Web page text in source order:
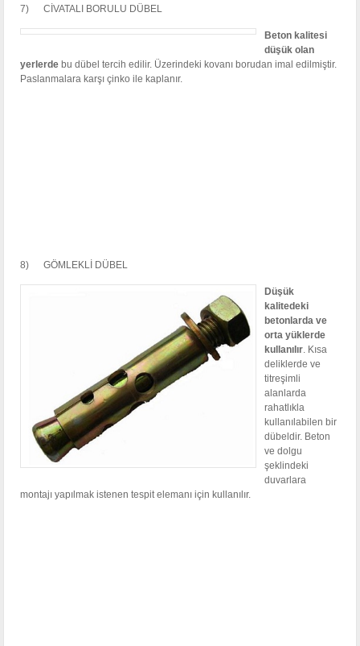
7) CİVATALI BORULU DÜBEL
Beton kalitesi
düşük olan
yerlerde bu dübel tercih edilir. Üzerindeki kovanı borudan imal edilmiştir.
Paslanmalara karşı çinko ile kaplanır.
8) GÖMLEKLİ DÜBEL
Düşük
kalitedeki
betonlarda ve
orta yüklerde
kullanılır. Kısa
deliklerde ve
titreşimli
alanlarda
rahatlıkla
kullanılabilen bir
dübeldir. Beton
ve dolgu
şeklindeki
duvarlara
montajı yapılmak istenen tespit elemanı için kullanılır.